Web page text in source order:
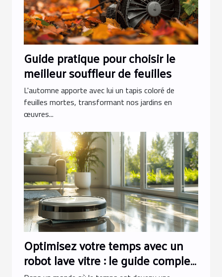
Guide pratique pour choisir le
meilleur souffleur de feuilles
L'automne apporte avec lui un tapis coloré de
feuilles mortes, transformant nos jardins en
œuvres...
Optimisez votre temps avec un
robot lave vitre : le guide complet